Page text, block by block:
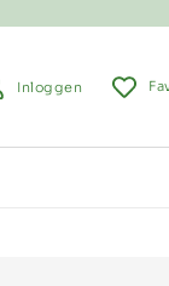
Inloggen